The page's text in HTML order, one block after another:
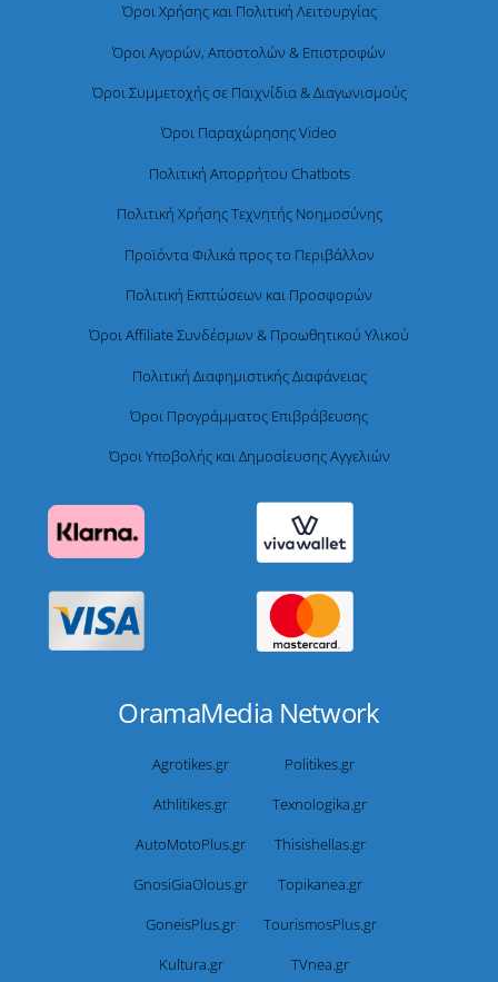
Όροι Χρήσης και Πολιτική Λειτουργίας
Όροι Αγορών, Αποστολών & Επιστροφών
Όροι Συμμετοχής σε Παιχνίδια & Διαγωνισμούς
Όροι Παραχώρησης Video
Πολιτική Απορρήτου Chatbots
Πολιτική Χρήσης Τεχνητής Νοημοσύνης
Προϊόντα Φιλικά προς το Περιβάλλον
Πολιτική Εκπτώσεων και Προσφορών
Όροι Affiliate Συνδέσμων & Προωθητικού Υλικού
Πολιτική Διαφημιστικής Διαφάνειας
Όροι Προγράμματος Επιβράβευσης
Όροι Υποβολής και Δημοσίευσης Αγγελιών
OramaMedia Network
Agrotikes.gr
Politikes.gr
Athlitikes.gr
Texnologika.gr
AutoMotoPlus.gr
Thisishellas.gr
GnosiGiaOlous.gr
Topikanea.gr
GoneisPlus.gr
TourismosPlus.gr
Kultura.gr
TVnea.gr